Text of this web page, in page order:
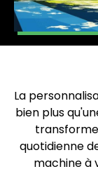
La
bien plus
quotidienne
machine à